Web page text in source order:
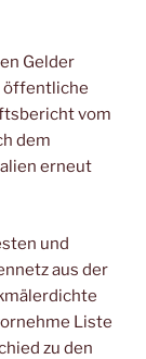
Gelder
öffentliche
vom
dem
erneut
und
aus der
Liste
zu den